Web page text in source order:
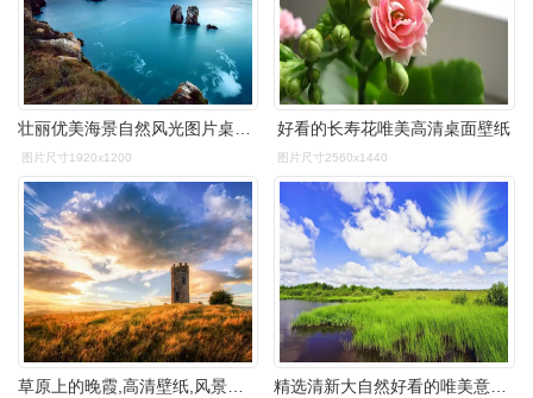
图片尺寸1920x1200
好看的长寿花唯美高清桌面壁纸
图片尺寸2560x1440
草原上的晚霞,高清壁纸,风景图片-回车桌面 精选清新大自然好看的唯美意境蓝色风景高清图片电脑桌面壁纸第一辑